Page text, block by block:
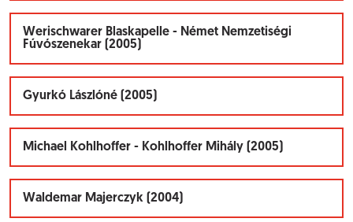
Werischwarer Blaskapelle - Német Nemzetiségi
Fúvószenekar (2005)
Gyurkó Lászlóné (2005)
Michael Kohlhoffer - Kohlhoffer Mihály (2005)
Waldemar Majerczyk (2004)